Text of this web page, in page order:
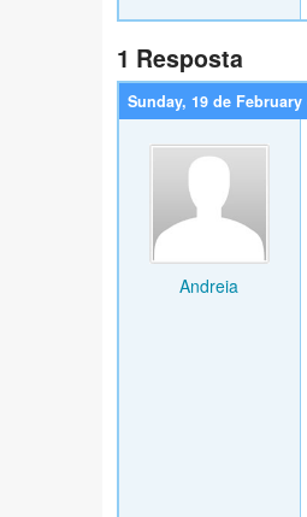
1 Resposta
Sunday, 19 de February
Andreia